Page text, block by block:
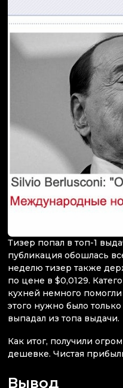
Тизер попал в топ-1
публикация обошлась
неделю тизер также
по цене в $0,0129.
кухней немного
этого нужно было
выпадал из топа выдачи.
Как итог, получили
дешевке. Чистая
Вывод